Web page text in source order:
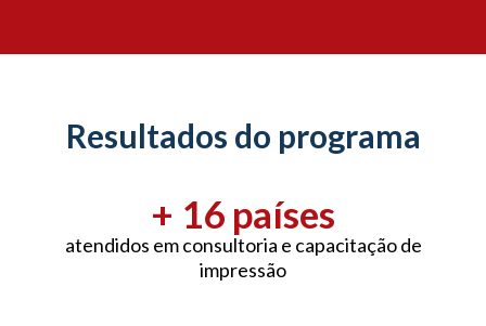
Resultados do programa
atendidos em consultoria e capacitação de
impressão
+ 16 países